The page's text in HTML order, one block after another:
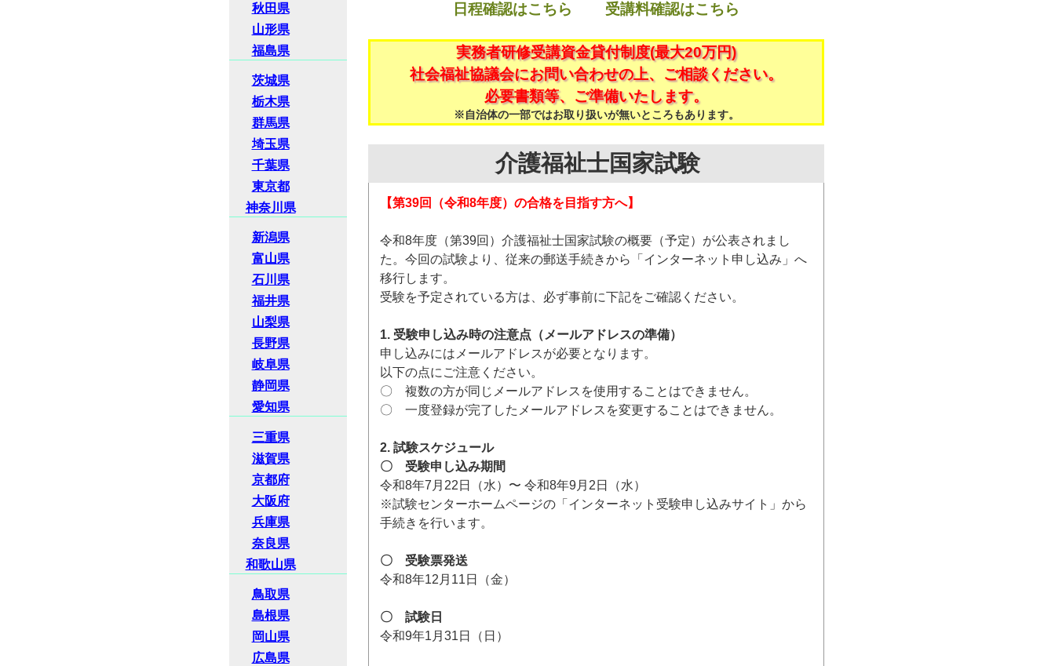
日程確認はこちら 受講料確認はこちら
実務者研修受講資金貸付制度(最大20万円)
社会福祉協議会にお問い合わせの上、ご相談ください。
必要書類等、ご準備いたします。
※自治体の一部ではお取り扱いが無いところもあります。
介護福祉士国家試験
【第39回（令和8年度）の合格を目指す方へ】
令和8年度（第39回）介護福祉士国家試験の概要（予定）が公表されまし
た。今回の試験より、従来の郵送手続きから「インターネット申し込み」へ
移行します。
受験を予定されている方は、必ず事前に下記をご確認ください。
1. 受験申し込み時の注意点（メールアドレスの準備）
申し込みにはメールアドレスが必要となります。
以下の点にご注意ください。
〇 複数の方が同じメールアドレスを使用することはできません。
〇 一度登録が完了したメールアドレスを変更することはできません。
2. 試験スケジュール
〇 受験申し込み期間
令和8年7月22日（水）〜 令和8年9月2日（水）
※試験センターホームページの「インターネット受験申し込みサイト」から
手続きを行います。
〇 受験票発送
令和8年12月11日（金）
〇 試験日
令和9年1月31日（日）
秋田県
山形県
福島県
茨城県
栃木県
群馬県
埼玉県
千葉県
東京都
神奈川県
新潟県
富山県
石川県
福井県
山梨県
長野県
岐阜県
静岡県
愛知県
三重県
滋賀県
京都府
大阪府
兵庫県
奈良県
和歌山県
鳥取県
島根県
岡山県
広島県